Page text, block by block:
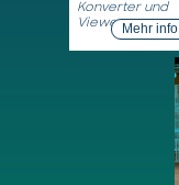
Konverter und
ViewerMehr